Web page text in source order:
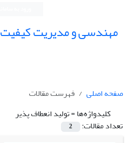
مهندسی و مدیریت کیفیت
صفحه اصلی
فهرست مقالات
کلیدواژه‌ها =تولید انعطاف پذیر
تعداد مقالات:
2